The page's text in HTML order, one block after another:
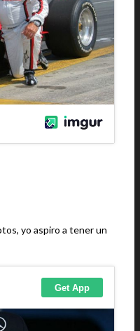
yo aspiro a tener un